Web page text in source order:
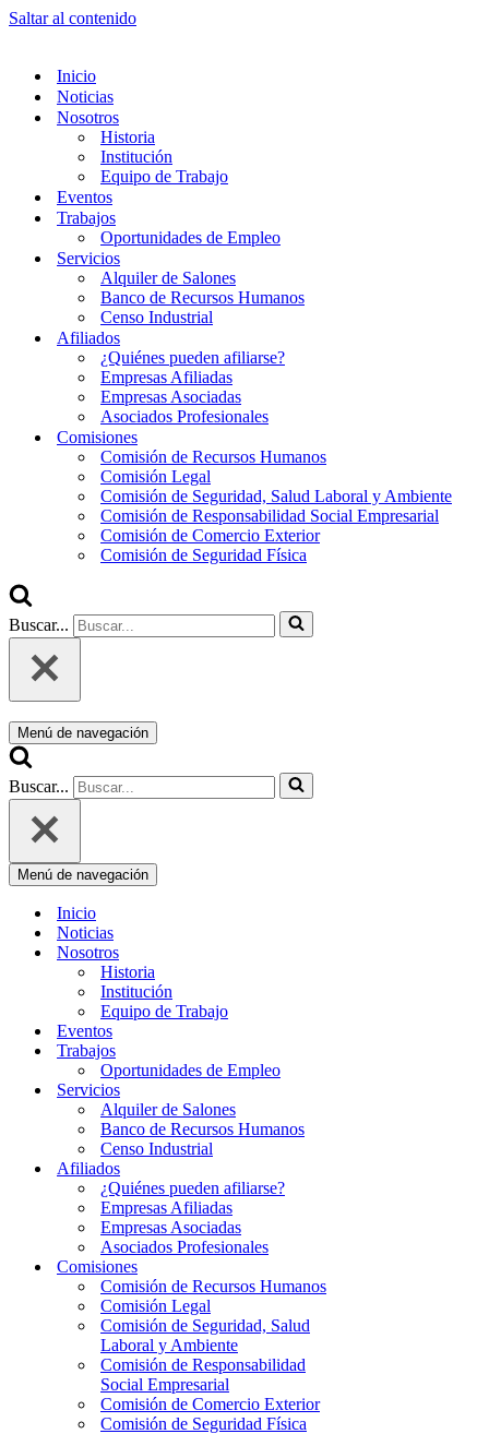
Saltar al contenido
Inicio
Noticias
Nosotros
Historia
Institución
Equipo de Trabajo
Eventos
Trabajos
Oportunidades de Empleo
Servicios
Alquiler de Salones
Banco de Recursos Humanos
Censo Industrial
Afiliados
¿Quiénes pueden afiliarse?
Empresas Afiliadas
Empresas Asociadas
Asociados Profesionales
Comisiones
Comisión de Recursos Humanos
Comisión Legal
Comisión de Seguridad, Salud Laboral y Ambiente
Comisión de Responsabilidad Social Empresarial
Comisión de Comercio Exterior
Comisión de Seguridad Física
Buscar...
Menú de navegación
Buscar...
Menú de navegación
Inicio
Noticias
Nosotros
Historia
Institución
Equipo de Trabajo
Eventos
Trabajos
Oportunidades de Empleo
Servicios
Alquiler de Salones
Banco de Recursos Humanos
Censo Industrial
Afiliados
¿Quiénes pueden afiliarse?
Empresas Afiliadas
Empresas Asociadas
Asociados Profesionales
Comisiones
Comisión de Recursos Humanos
Comisión Legal
Comisión de Seguridad, Salud
Laboral y Ambiente
Comisión de Responsabilidad
Social Empresarial
Comisión de Comercio Exterior
Comisión de Seguridad Física